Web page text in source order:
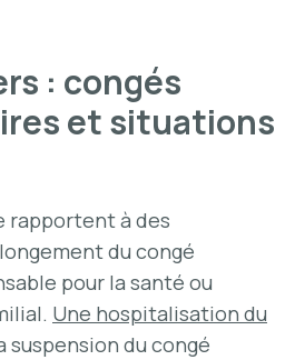
: congés
et situations
rapportent à des
du congé
pour la santé ou
Une hospitalisation du
suspension du congé